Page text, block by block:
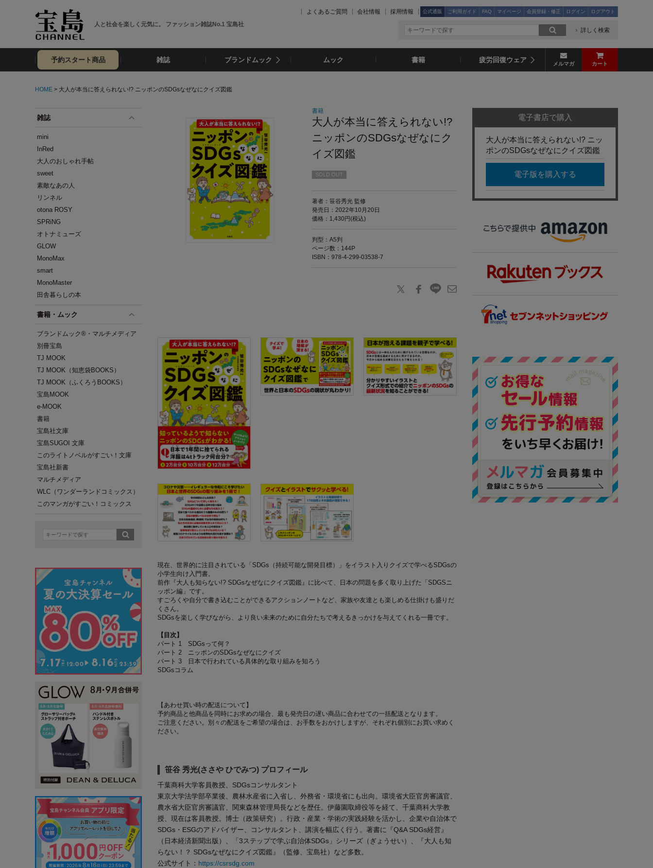
人と社会を楽しく元気に。 ファッション雑誌No.1 宝島社
よくあるご質問 会社情報 採用情報 公式通販 ご利用ガイド FAQ マイページ 会員登録・修正 ログイン ログアウト
詳しく検索
予約スタート商品 雑誌 ブランドムック ムック 書籍 疲労回復ウェア メルマガ カート
HOME > 大人が本当に答えられない!? ニッポンのSDGsなぜなにクイズ図鑑
雑誌
mini
InRed
大人のおしゃれ手帖
sweet
素敵なあの人
リンネル
otona ROSY
SPRiNG
オトナミューズ
GLOW
MonoMax
smart
MonoMaster
田舎暮らしの本
書籍・ムック
ブランドムック®・マルチメディア
別冊宝島
TJ MOOK
TJ MOOK（知恵袋BOOKS）
TJ MOOK（ふくろうBOOKS）
宝島MOOK
e-MOOK
書籍
宝島社文庫
宝島SUGOI 文庫
このライトノベルがすごい！文庫
宝島社新書
マルチメディア
WLC（ワンダーランドコミックス）
このマンガがすごい！コミックス
書籍
大人が本当に答えられない!?
ニッポンのSDGsなぜなにク
イズ図鑑
SOLD OUT
著者：笹谷秀光 監修
発売日：2022年10月20日
価格：1,430円(税込)
判型：A5判
ページ数：144P
ISBN：978-4-299-03538-7
現在、世界的に注目されている「SDGs（持続可能な開発目標）」をイラスト入りクイズで学べるSDGsの
小学生向け入門書。
前作『大人も知らない!? SDGsなぜなにクイズ図鑑』に比べて、日本の問題を多く取り上げた「SDGSニ
ッポン編」です。
すごろくや自分で書き込むことができるアクションノートなど、家族や友達とも楽しめる仕掛けも盛りだ
くさん。
SDGsを楽しく学びながら、より良い未来のために自分たちで考えるきっかけを与えてくれる一冊です。
【目次】
パート 1 SDGsって何？
パート 2 ニッポンのSDGsなぜなにクイズ
パート 3 日本で行われている具体的な取り組みを知ろう
SDGsコラム
【あわせ買い時の配送について】
予約商品と他商品を同時にお求めの場合、最も発売日の遅い商品に合わせての一括配送となります。
ご注意ください。別々の配送をご希望の場合は、お手数をおかけしますが、それぞれ個別にお買い求めく
ださい。
笹谷 秀光(ささや ひでみつ) プロフィール
千葉商科大学客員教授、SDGsコンサルタント
東京大学法学部卒業後、農林水産省に入省し、外務省・環境省にも出向。環境省大臣官房審議官、
農水省大臣官房審議官、関東森林管理局長などを歴任。伊藤園取締役等を経て、千葉商科大学教
授、現在は客員教授。博士（政策研究）。行政・産業・学術の実践経験を活かし、企業や自治体で
SDGs・ESGのアドバイザー、コンサルタント、講演を幅広く行う。著書に『Q&A SDGs経営』
（日本経済新聞出版）、「3ステップで学ぶ自治体SDGs」シリーズ（ぎょうせい）、『大人も知
らない！？ SDGsなぜなにクイズ図鑑』（監修、宝島社）など多数。
公式サイト： https://csrsdg.com
電子書店で購入
大人が本当に答えられない!? ニッ
ポンのSDGsなぜなにクイズ図鑑
電子版を購入する